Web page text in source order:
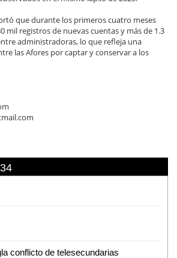
que durante los primeros cuatro meses
mil registros de nuevas cuentas y más de 1.3
administradoras, lo que refleja una
las Afores por captar y conservar a los
conflicto de telesecundarias